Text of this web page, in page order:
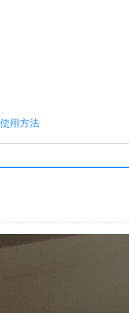
用方法